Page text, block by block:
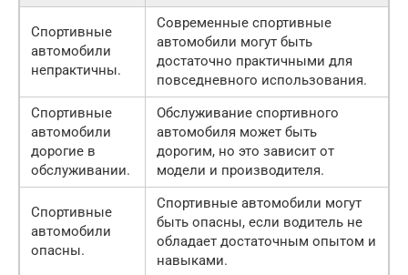
Спортивные
автомобили
непрактичны.
Современные спортивные
автомобили могут быть
достаточно практичными для
повседневного использования.
Спортивные
автомобили
дорогие в
обслуживании.
Обслуживание спортивного
автомобиля может быть
дорогим, но это зависит от
модели и производителя.
Спортивные
автомобили
опасны.
Спортивные автомобили могут
быть опасны, если водитель не
обладает достаточным опытом и
навыками.